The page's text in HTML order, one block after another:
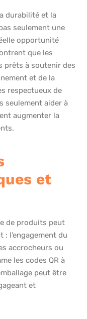
durabilité et la
seulement une
opportunité
que les
prêts à soutenir des
et de la
respectueux de
seulement aider à
augmenter la
et
de produits peut
: l’engagement du
accrocheurs ou
les codes QR à
peut être
et